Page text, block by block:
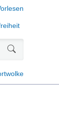
aktivieren